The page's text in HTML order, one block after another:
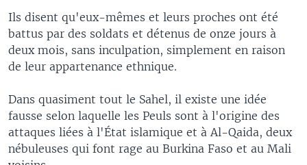
Ils disent qu'eux-mêmes et leurs proches ont été
battus par des soldats et détenus de onze jours à
deux mois, sans inculpation, simplement en raison
de leur appartenance ethnique.
Dans quasiment tout le Sahel, il existe une idée
fausse selon laquelle les Peuls sont à l'origine des
attaques liées à l'État islamique et à Al-Qaida, deux
nébuleuses qui font rage au Burkina Faso et au Mali